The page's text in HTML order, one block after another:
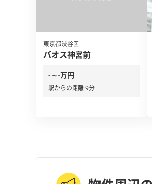
東京都渋谷区
バオス神宮前
-～-万円
駅からの距離 9分